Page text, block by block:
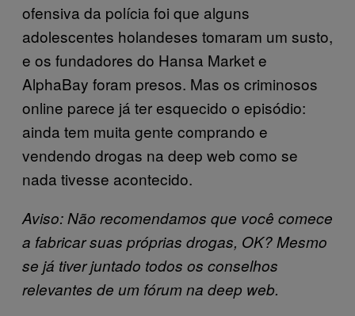
ofensiva da polícia foi que alguns
adolescentes holandeses tomaram um susto,
e os fundadores do Hansa Market e
AlphaBay foram presos. Mas os criminosos
online parece já ter esquecido o episódio:
ainda tem muita gente comprando e
vendendo drogas na deep web como se
nada tivesse acontecido.
Aviso: Não recomendamos que você comece
a fabricar suas próprias drogas, OK? Mesmo
se já tiver juntado todos os conselhos
relevantes de um fórum na deep web.